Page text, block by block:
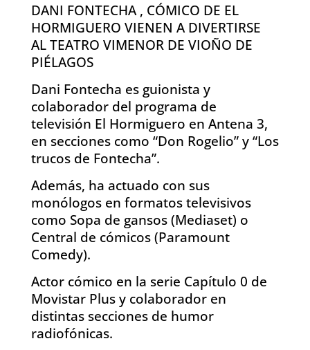
DANI FONTECHA , CÓMICO DE EL
HORMIGUERO VIENEN A DIVERTIRSE
AL TEATRO VIMENOR DE VIOÑO DE
PIÉLAGOS
Dani Fontecha es guionista y
colaborador del programa de
televisión El Hormiguero en Antena 3,
en secciones como “Don Rogelio” y “Los
trucos de Fontecha”.
Además, ha actuado con sus
monólogos en formatos televisivos
como Sopa de gansos (Mediaset) o
Central de cómicos (Paramount
Comedy).
Actor cómico en la serie Capítulo 0 de
Movistar Plus y colaborador en
distintas secciones de humor
radiofónicas.